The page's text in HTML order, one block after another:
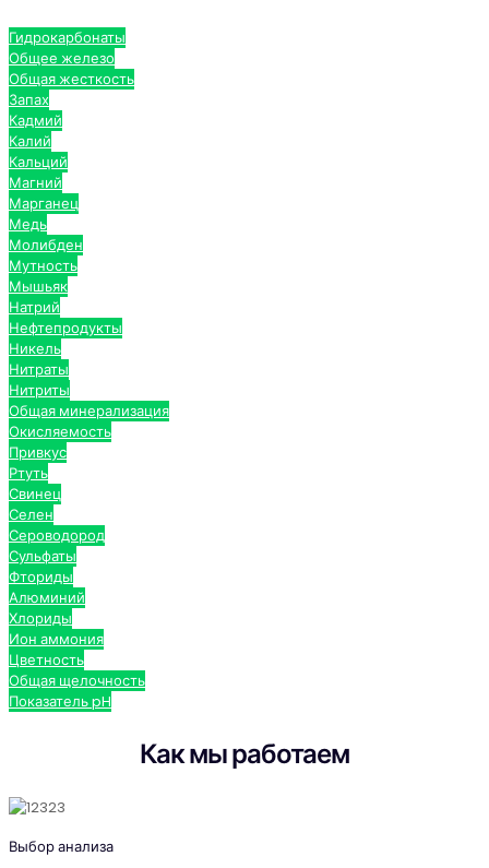
Гидрокарбонаты
Общее железо
Общая жесткость
Запах
Кадмий
Калий
Кальций
Магний
Марганец
Медь
Молибден
Мутность
Мышьяк
Натрий
Нефтепродукты
Никель
Нитраты
Нитриты
Общая минерализация
Окисляемость
Привкус
Ртуть
Свинец
Селен
Сероводород
Сульфаты
Фториды
Алюминий
Хлориды
Ион аммония
Цветность
Общая щелочность
Показатель pH
Как мы работаем
Выбор анализа